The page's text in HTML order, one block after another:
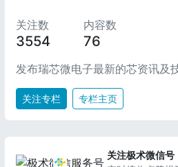
关注数
3554
内容数
76
发布瑞芯微电子最新的芯资讯及
关注专栏 专栏主页
关注极术微信号